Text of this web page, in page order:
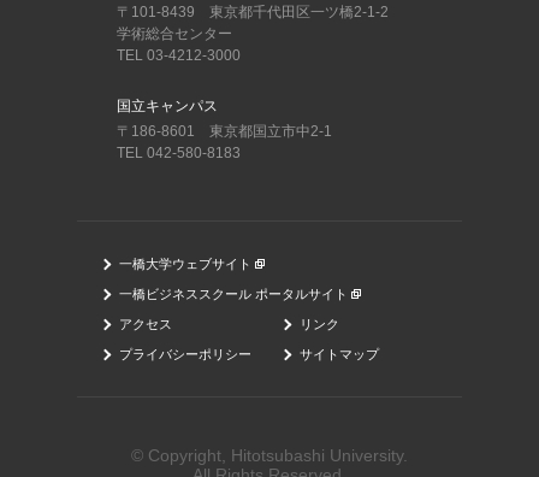
© Copyright, Hitotsubashi University.
〒101-8439 東京都千代田区一ツ橋2-1-2
学術総合センター
TEL 03-4212-3000
国立キャンパス
〒186-8601 東京都国立市中2-1
TEL 042-580-8183
一橋大学ウェブサイト
一橋ビジネススクール ポータルサイト
アクセス リンク
プライバシーポリシー サイトマップ